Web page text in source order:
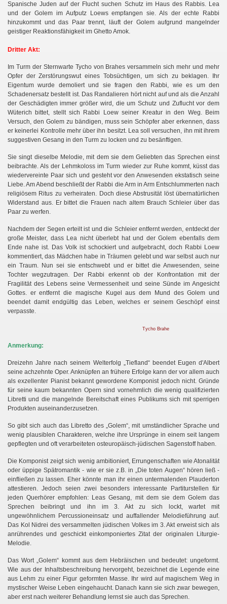
Spanische Juden auf der Flucht suchen Schutz im Haus des Rabbis. Lea
und der Golem im Aufputz Loews empfangen sie. Als der echte Rabbi
hinzukommt und das Paar trennt, läuft der Golem aufgrund mangelnder
geistiger Reaktionsfähigkeit im Ghetto Amok.
Dritter Akt:
Im Turm der Sternwarte Tycho von Brahes versammeln sich mehr und mehr
Opfer der Zerstörungswut eines Tobsüchtigen, um sich zu beklagen. Ihr
Eigentum wurde demoliert und sie fragen den Rabbi, wie es um den
Schadenersatz bestellt ist. Das Randalieren hört nicht auf und als die Anzahl
der Geschädigten immer größer wird, die um Schutz und Zuflucht vor dem
Wüterich bittet, stellt sich Rabbi Loew seiner Kreatur in den Weg. Beim
Versuch, den Golem zu bändigen, muss sein Schöpfer aber erkennen, dass
er keinerlei Kontrolle mehr über ihn besitzt. Lea soll versuchen, ihn mit ihrem
suggestiven Gesang in den Turm zu locken und zu besänftigen.
Sie singt dieselbe Melodie, mit dem sie dem Geliebten das Sprechen einst
beibrachte. Als der Lehmkoloss im Turm wieder zur Ruhe kommt, küsst das
wiedervereinte Paar sich und gesteht vor den Anwesenden ekstatisch seine
Liebe. Am Abend beschließt der Rabbi die Arm in Arm Entschlummerten nach
religiösem Ritus zu verheiraten. Doch diese Abstrusität löst übernatürlichen
Widerstand aus. Er bittet die Frauen nach altem Brauch Schleier über das
Paar zu werfen.
Nachdem der Segen erteilt ist und die Schleier entfernt werden, entdeckt der
große Meister, dass Lea nicht überlebt hat und der Golem ebenfalls dem
Ende nahe ist. Das Volk ist schockiert und aufgebracht, doch Rabbi Loew
kommentiert, das Mädchen habe in Träumen gelebt und war selbst auch nur
ein Traum. Nun sei sie entschwebt und er bittet die Anwesenden, seine
Tochter wegzutragen. Der Rabbi erkennt ob der Konfrontation mit der
Fragilität des Lebens seine Vermessenheit und seine Sünde im Angesicht
Gottes. er entfernt die magische Kugel aus dem Mund des Golem und
beendet damit endgültig das Leben, welches er seinem Geschöpf einst
verpasste.
Tycho Brahe
Anmerkung:
Dreizehn Jahre nach seinem Welterfolg „Tiefland“ beendet Eugen d'Albert
seine achzehnte Oper. Anknüpfen an frühere Erfolge kann der vor allem auch
als exzellenter Pianist bekannt gewordene Komponist jedoch nicht. Gründe
für seine kaum bekannten Opern sind vornehmlich die wenig qualifizierten
Libretti und die mangelnde Bereitschaft eines Publikums sich mit sperrigen
Produkten auseinanderzusetzen.
So gibt sich auch das Libretto des „Golem“, mit umständlicher Sprache und
wenig plausiblen Charakteren, welche ihre Ursprünge in einem seit langem
gepflegten und oft verarbeiteten osteuropäisch-jüdischen Sagenstoff haben.
Die Komponist zeigt sich wenig ambitioniert, Errungenschaften wie Atonalität
oder üppige Spätromantik - wie er sie z.B. in „Die toten Augen“ hören ließ -
einfließen zu lassen. Eher könnte man ihr einen untermalenden Plauderton
attestieren. Jedoch seien zwei besonders interessante Partiturstellen für
jeden Querhörer empfohlen: Leas Gesang, mit dem sie dem Golem das
Sprechen beibringt und ihn im 3. Akt zu sich lockt, wartet mit
ungewöhnlichem Percussioneinsatz und auffallender Melodieführung auf.
Das Kol Nidrei des versammelten jüdischen Volkes im 3. Akt erweist sich als
anrührendes und geschickt einkomponiertes Zitat der originalen Liturgie-
Melodie.
Das Wort „Golem“ kommt aus dem Hebräischen und bedeutet: ungeformt.
Wie aus der Inhaltsbeschreibung hervorgeht, bezeichnet die Legende eine
aus Lehm zu einer Figur geformten Masse. Ihr wird auf magischem Weg in
mystischer Weise Leben eingehaucht. Danach kann sie sich zwar bewegen,
aber erst nach weiterer Behandlung lernst sie auch das Sprechen.